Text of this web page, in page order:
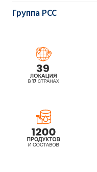
Группа PCC